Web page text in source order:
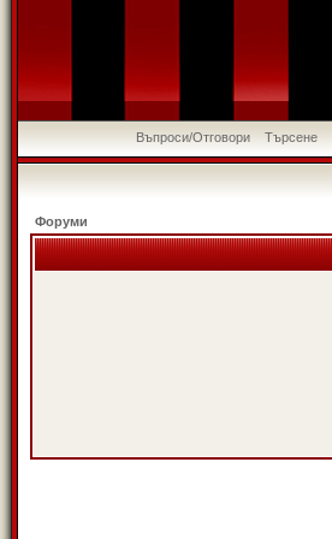
Въпроси/Отговори Търсене
Форуми